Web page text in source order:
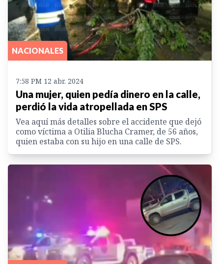
NACIONALES
7:58 PM 12 abr. 2024
Una mujer, quien pedía dinero en la calle,
perdió la vida atropellada en SPS
Vea aquí más detalles sobre el accidente que dejó
como víctima a Otilia Blucha Cramer, de 56 años,
quien estaba con su hijo en una calle de SPS.